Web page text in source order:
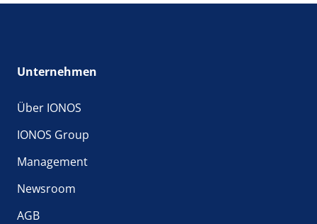
Unternehmen
Über IONOS
IONOS Group
Management
Newsroom
AGB